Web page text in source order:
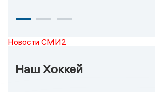
Новости СМИ2
Наш Хоккей